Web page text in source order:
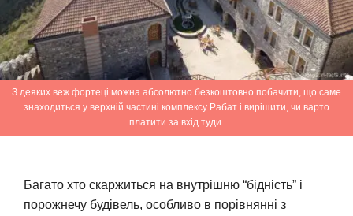
З деяких веж фортеці можна абсолютно безкоштовно побачити, що саме
знаходиться у верхній частині комплексу Рабат і вирішити, чи варто
платити за вхід туди.
Багато хто скаржиться на внутрішню “бідність” і
порожнечу будівель, особливо в порівнянні з